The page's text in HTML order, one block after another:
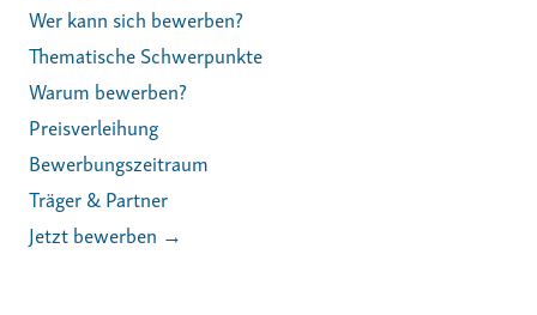
Wer kann sich bewerben?
Thematische Schwerpunkte
Warum bewerben?
Preisverleihung
Bewerbungszeitraum
Träger & Partner
Jetzt bewerben →